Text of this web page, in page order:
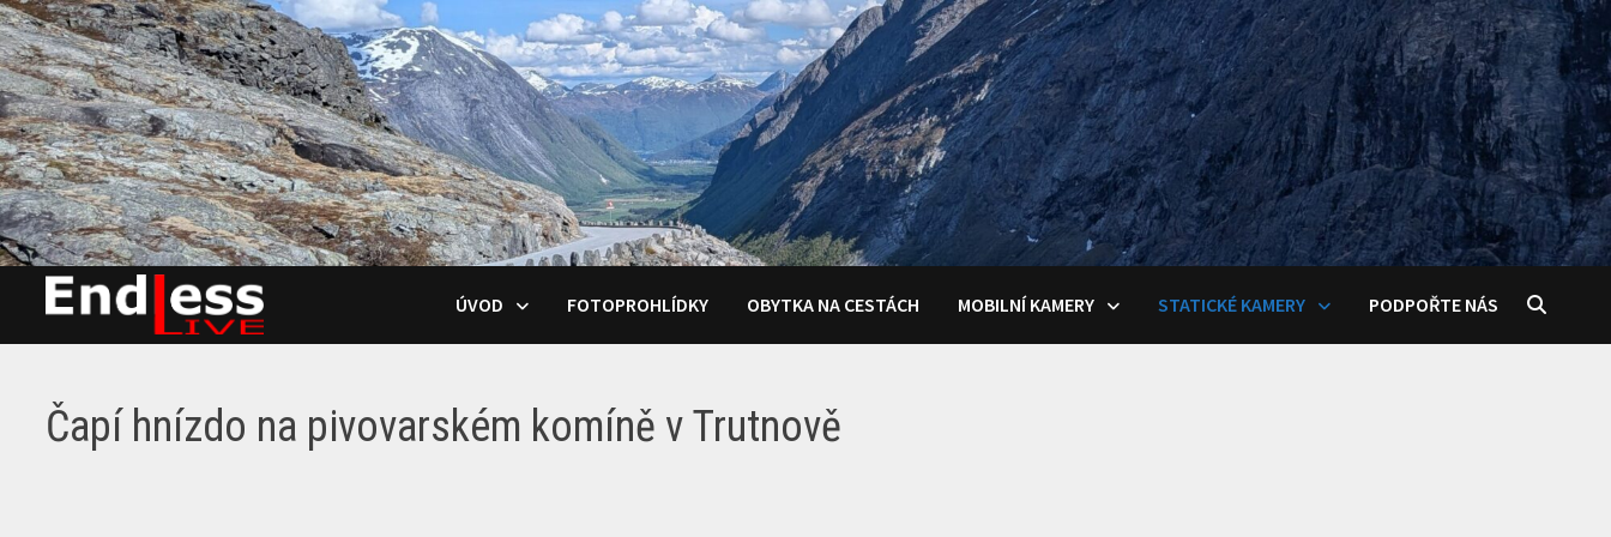
Skip
to
content
ÚVOD FOTOPROHLÍDKY OBYTKA NA CESTÁCH MOBILNÍ KAMERY STATICKÉ KAMERY PODPOŘTE NÁS
Čapí hnízdo na pivovarském komíně v Trutnově